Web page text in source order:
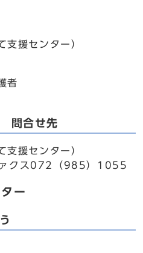
援センター）
者
問合せ先
支援センター）
クス072（985）1055
ー